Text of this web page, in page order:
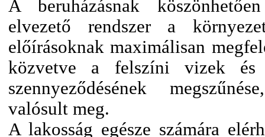
A beruházásnak
elvezető rendszer a
előírásoknak maximálisan
közvetve a felszíni vizek és
szennyeződésének
valósult meg.
A lakosság egésze számára